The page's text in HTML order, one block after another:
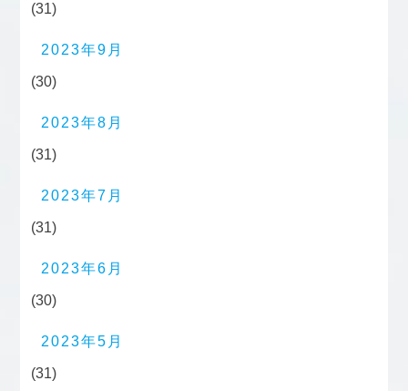
(31)
2023年9月
(30)
2023年8月
(31)
2023年7月
(31)
2023年6月
(30)
2023年5月
(31)